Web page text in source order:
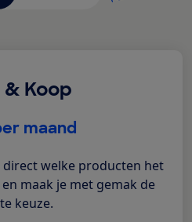
& Koop
maand
direct welke producten het
maak je met gemak de
keuze.